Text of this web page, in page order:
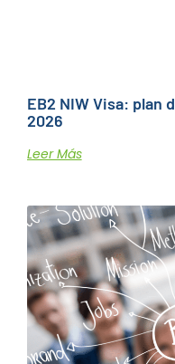
EB2 NIW Visa: plan
2026
Leer Más